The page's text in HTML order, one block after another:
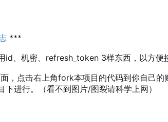
***
id、机密、refresh_token 3样东西，以方便
，点击右上角fork本项目的代码到你自己的
进行。（看不到图片/图裂请科学上网）